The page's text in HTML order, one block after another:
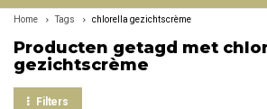
Home Tags chlorella gezichtscrème
Producten getagd met
gezichtscrème
Filters